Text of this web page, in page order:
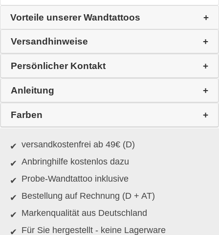
Vorteile unserer Wandtattoos
Versandhinweise
Persönlicher Kontakt
Anleitung
Farben
versandkostenfrei ab 49€ (D)
Anbringhilfe kostenlos dazu
Probe-Wandtattoo inklusive
Bestellung auf Rechnung (D + AT)
Markenqualität aus Deutschland
Für Sie hergestellt - keine Lagerware